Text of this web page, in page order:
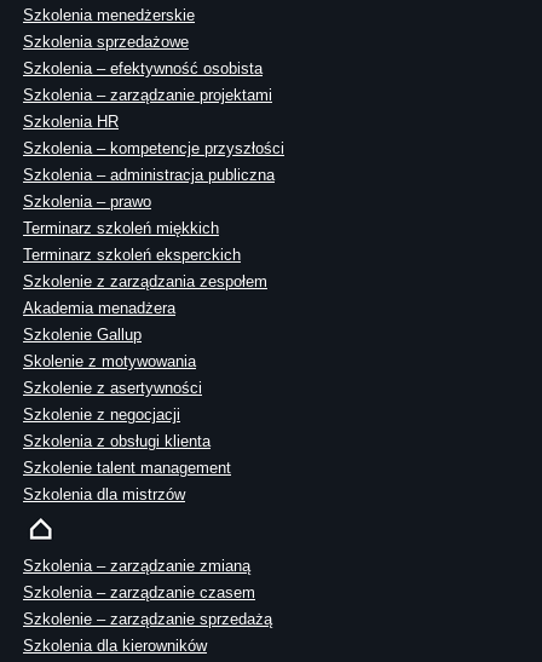
Szkolenia menedżerskie
Szkolenia sprzedażowe
Szkolenia – efektywność osobista
Szkolenia – zarządzanie projektami
Szkolenia HR
Szkolenia – kompetencje przyszłości
Szkolenia – administracja publiczna
Szkolenia – prawo
Terminarz szkoleń miękkich
Terminarz szkoleń eksperckich
Szkolenie z zarządzania zespołem
Akademia menadżera
Szkolenie Gallup
Skolenie z motywowania
Szkolenie z asertywności
Szkolenie z negocjacji
Szkolenia z obsługi klienta
Szkolenie talent management
Szkolenia dla mistrzów
Szkolenia – zarządzanie zmianą
Szkolenia – zarządzanie czasem
Szkolenie – zarządzanie sprzedażą
Szkolenia dla kierowników